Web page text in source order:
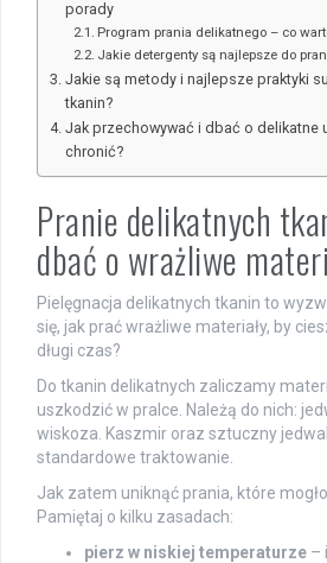
porady
Program prania delikatnego – co
Jakie detergenty są najlepsze do
Jakie są metody i najlepsze praktyki
tkanin?
Jak przechowywać i dbać o delikatne
chronić?
Pranie delikatnych
dbać o wrażliwe
Pielęgnacja delikatnych tkanin to
się, jak prać wrażliwe materiały, by
długi czas?
Do tkanin delikatnych zaliczamy
uszkodzić w pralce. Należą do nich:
wiskoza. Kaszmir oraz sztuczny
standardowe traktowanie.
Jak zatem uniknąć prania, które
Pamiętaj o kilku zasadach:
pierz w niskiej temperaturze –